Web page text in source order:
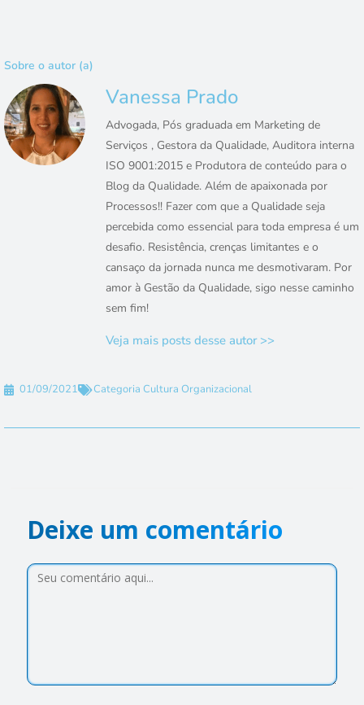
Sobre o autor (a)
Vanessa Prado
Advogada, Pós graduada em Marketing de
Serviços , Gestora da Qualidade, Auditora interna
ISO 9001:2015 e Produtora de conteúdo para o
Blog da Qualidade. Além de apaixonada por
Processos!! Fazer com que a Qualidade seja
percebida como essencial para toda empresa é um
desafio. Resistência, crenças limitantes e o
cansaço da jornada nunca me desmotivaram. Por
amor à Gestão da Qualidade, sigo nesse caminho
sem fim!
Veja mais posts desse autor >>
01/09/2021 Categoria Cultura Organizacional
Deixe um comentário